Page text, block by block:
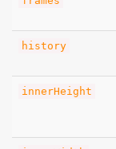
history
innerHeight